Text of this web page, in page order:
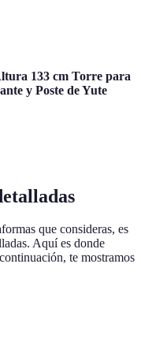
133 cm Torre para
y Poste de Yute
que consideras, es
Aquí es donde
te mostramos